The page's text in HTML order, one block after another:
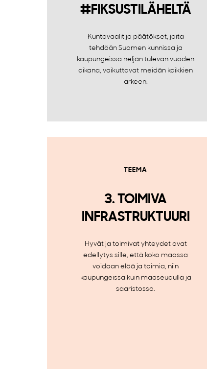
#FIKSUSTILÄHELTÄ
Kuntavaalit ja päätökset, joita
tehdään Suomen kunnissa ja
kaupungeissa neljän tulevan vuoden
aikana, vaikuttavat meidän kaikkien
arkeen.
TEEMA
3. TOIMIVA
INFRASTRUKTUURI
Hyvät ja toimivat yhteydet ovat
edellytys sille, että koko maassa
voidaan elää ja toimia, niin
kaupungeissa kuin maaseudulla ja
saaristossa.